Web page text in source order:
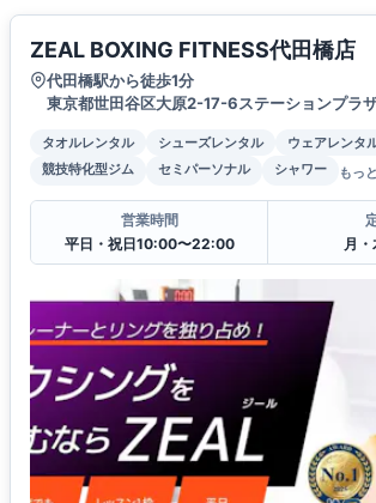
ZEAL BOXING FITNESS代田橋店
代田橋駅から徒歩1分
東京都世田谷区大原2-17-6ステーションプラ
タオルレンタル シューズレンタル ウェアレンタ
競技特化型ジム
セミパーソナル シャワー もっ
営業時間
平日・祝日10:00〜22:00
月・